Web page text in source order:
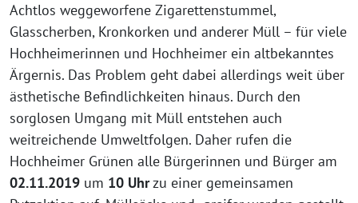
Achtlos weggeworfene Zigarettenstummel,
Glasscherben, Kronkorken und anderer Müll – für viele
Hochheimerinnen und Hochheimer ein altbekanntes
Ärgernis. Das Problem geht dabei allerdings weit über
ästhetische Befindlichkeiten hinaus. Durch den
sorglosen Umgang mit Müll entstehen auch
weitreichende Umweltfolgen. Daher rufen die
Hochheimer Grünen alle Bürgerinnen und Bürger am
02.11.2019 um 10 Uhrzu einer gemeinsamen